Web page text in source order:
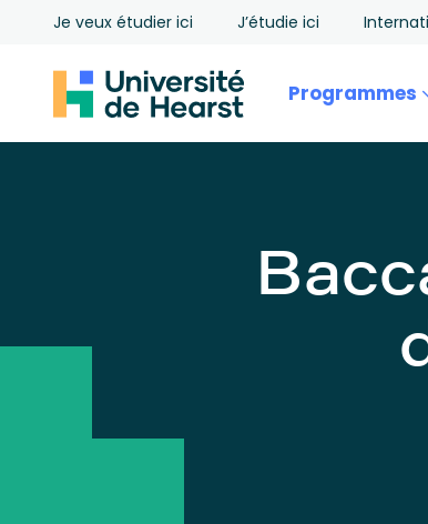
Je veux étudier ici J’étudie ici
Programmes